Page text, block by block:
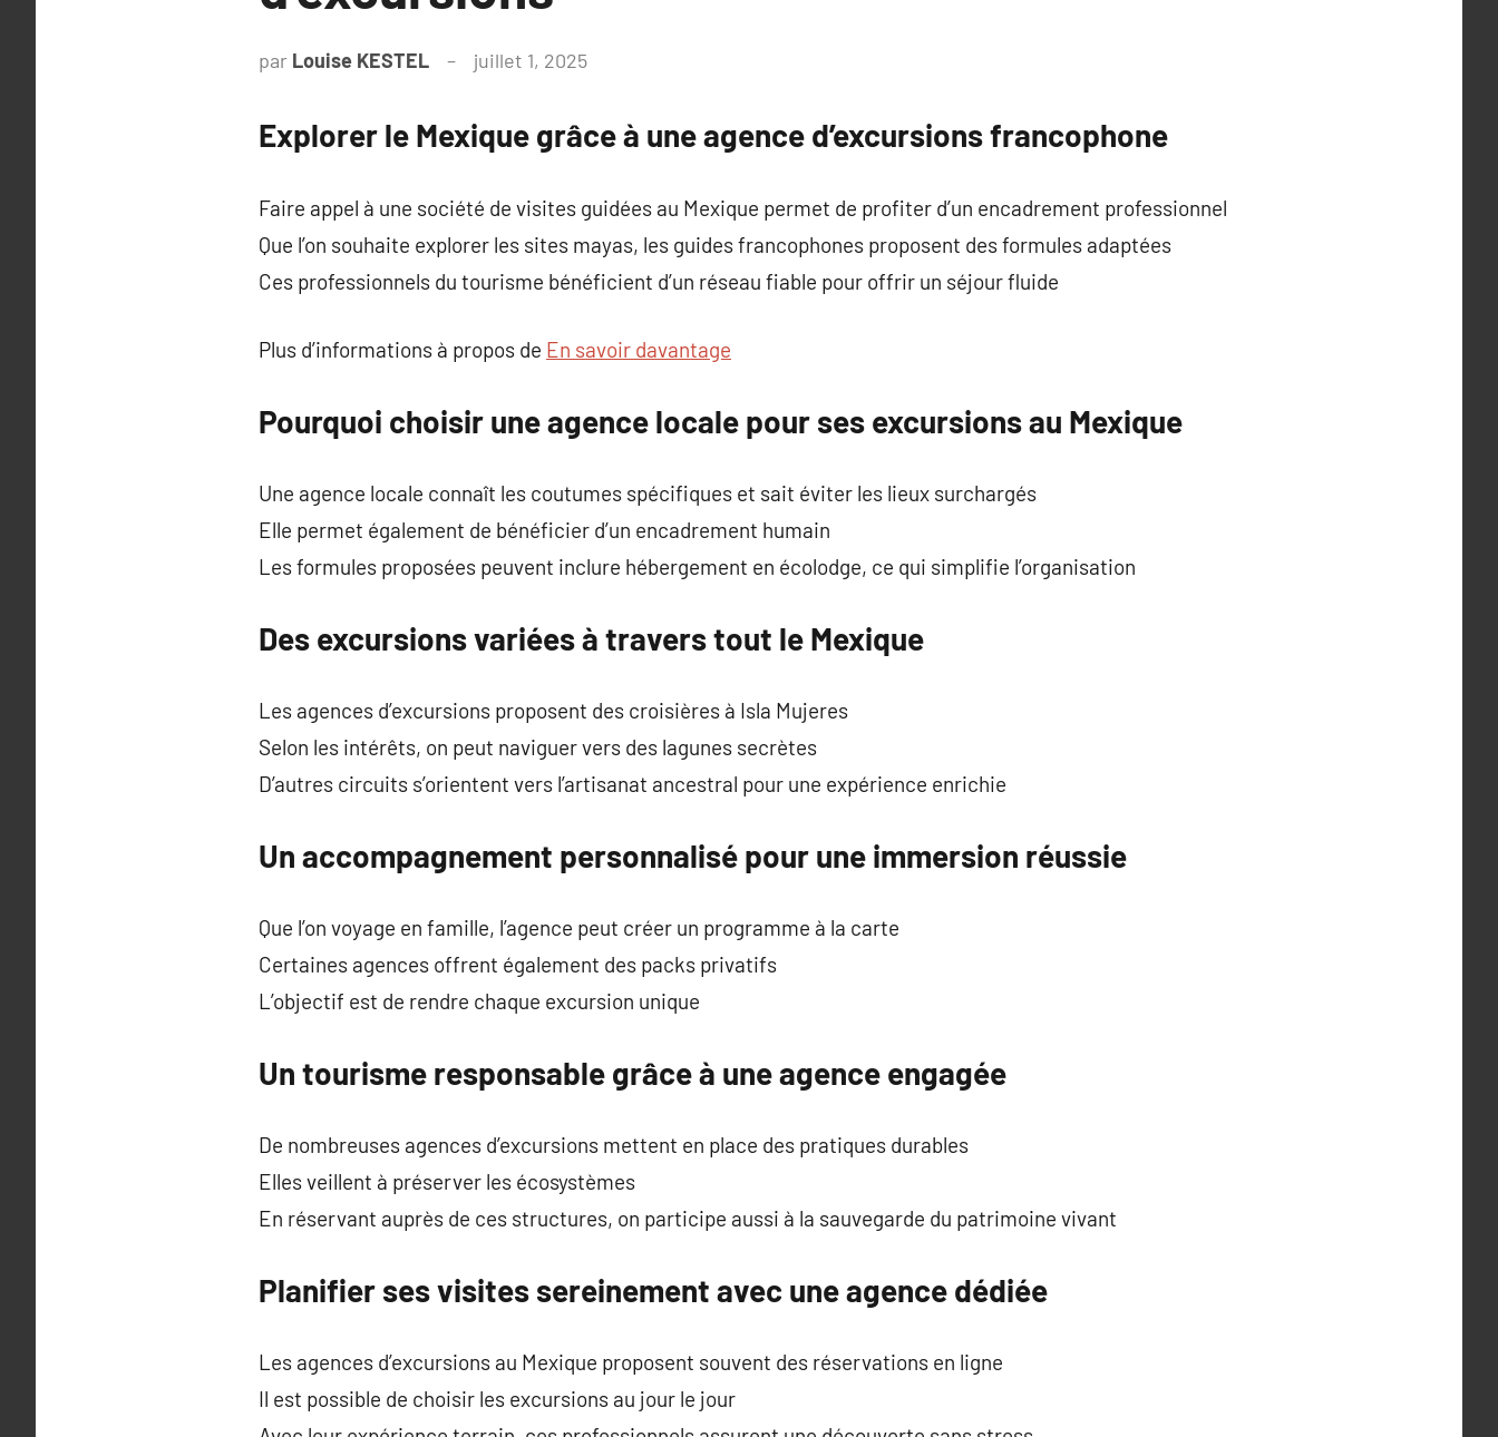
par Louise KESTEL juillet 1, 2025
Explorer le Mexique grâce à une agence d’excursions francophone
Faire appel à une société de visites guidées au Mexique permet de profiter d’un encadrement professionnel
Que l’on souhaite explorer les sites mayas, les guides francophones proposent des formules adaptées
Ces professionnels du tourisme bénéficient d’un réseau fiable pour offrir un séjour fluide
Plus d’informations à propos de En savoir davantage
Pourquoi choisir une agence locale pour ses excursions au Mexique
Une agence locale connaît les coutumes spécifiques et sait éviter les lieux surchargés
Elle permet également de bénéficier d’un encadrement humain
Les formules proposées peuvent inclure hébergement en écolodge, ce qui simplifie l’organisation
Des excursions variées à travers tout le Mexique
Les agences d’excursions proposent des croisières à Isla Mujeres
Selon les intérêts, on peut naviguer vers des lagunes secrètes
D’autres circuits s’orientent vers l’artisanat ancestral pour une expérience enrichie
Un accompagnement personnalisé pour une immersion réussie
Que l’on voyage en famille, l’agence peut créer un programme à la carte
Certaines agences offrent également des packs privatifs
L’objectif est de rendre chaque excursion unique
Un tourisme responsable grâce à une agence engagée
De nombreuses agences d’excursions mettent en place des pratiques durables
Elles veillent à préserver les écosystèmes
En réservant auprès de ces structures, on participe aussi à la sauvegarde du patrimoine vivant
Planifier ses visites sereinement avec une agence dédiée
Les agences d’excursions au Mexique proposent souvent des réservations en ligne
Il est possible de choisir les excursions au jour le jour